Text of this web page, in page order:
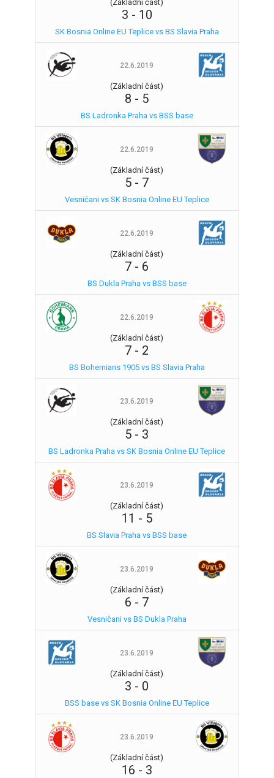
(Základní část)
3 - 10
SK Bosnia Online EU Teplice vs BS Slavia Praha
22.6.2019
(Základní část)
8 - 5
BS Ladronka Praha vs BSS base
22.6.2019
(Základní část)
5 - 7
Vesničani vs SK Bosnia Online EU Teplice
22.6.2019
(Základní část)
7 - 6
BS Dukla Praha vs BSS base
22.6.2019
(Základní část)
7 - 2
BS Bohemians 1905 vs BS Slavia Praha
23.6.2019
(Základní část)
5 - 3
BS Ladronka Praha vs SK Bosnia Online EU Teplice
23.6.2019
(Základní část)
11 - 5
BS Slavia Praha vs BSS base
23.6.2019
(Základní část)
6 - 7
Vesničani vs BS Dukla Praha
23.6.2019
(Základní část)
3 - 0
BSS base vs SK Bosnia Online EU Teplice
23.6.2019
(Základní část)
16 - 3